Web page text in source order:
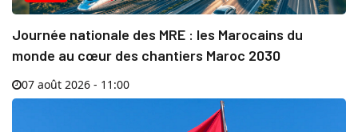
Journée nationale des MRE : les Marocains du
monde au cœur des chantiers Maroc 2030
07 août 2026 - 11:00